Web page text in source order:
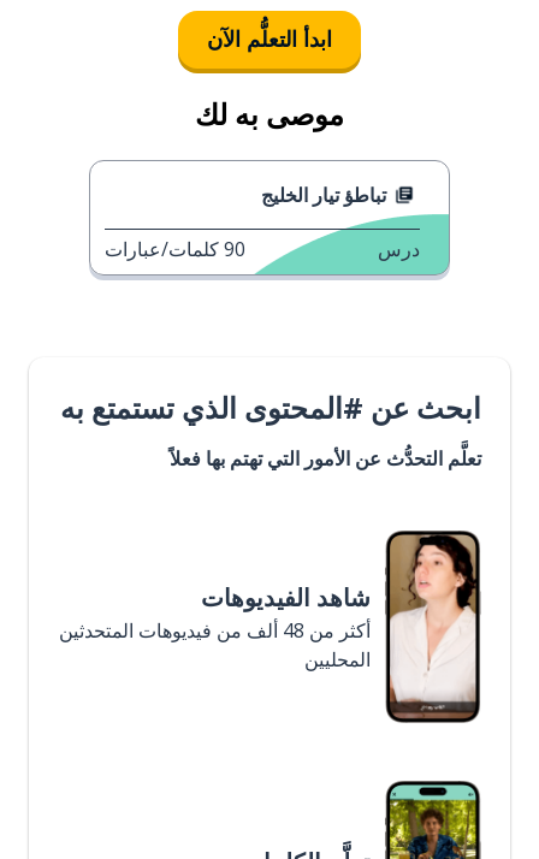
ابدأ التعلُّم الآن
موصى به لك
تباطؤ تيار الخليج
درس 90كلمات/عبارات
ابحث عن #المحتوى الذي تستمتع به
تعلَّم التحدُّث عن الأمور التي تهتم بها فعلاً
شاهد الفيديوهات
أكثر من 48 ألف من فيديوهات المتحدثين
المحليين